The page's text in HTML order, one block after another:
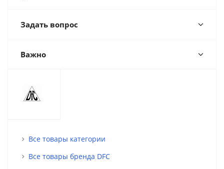
Задать вопрос
Важно
Все товары категории
Все товары бренда DFC